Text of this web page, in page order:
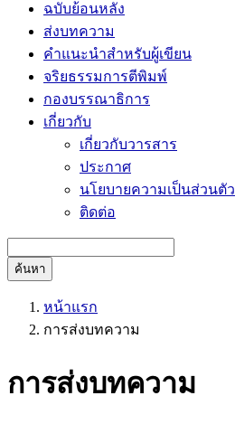
ฉบับย้อนหลัง
ส่งบทความ
คำแนะนำสำหรับผู้เขียน
จริยธรรมการตีพิมพ์
กองบรรณาธิการ
เกี่ยวกับ
เกี่ยวกับวารสาร
ประกาศ
นโยบายความเป็นส่วนตัว
ติดต่อ
ค้นหา
หน้าแรก
การส่งบทความ
การส่งบทความ